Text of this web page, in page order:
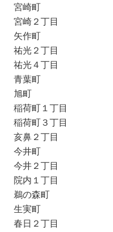
宮崎町
宮崎２丁目
矢作町
祐光２丁目
祐光４丁目
青葉町
旭町
稲荷町１丁目
稲荷町３丁目
亥鼻２丁目
今井町
今井２丁目
院内１丁目
鵜の森町
生実町
春日２丁目